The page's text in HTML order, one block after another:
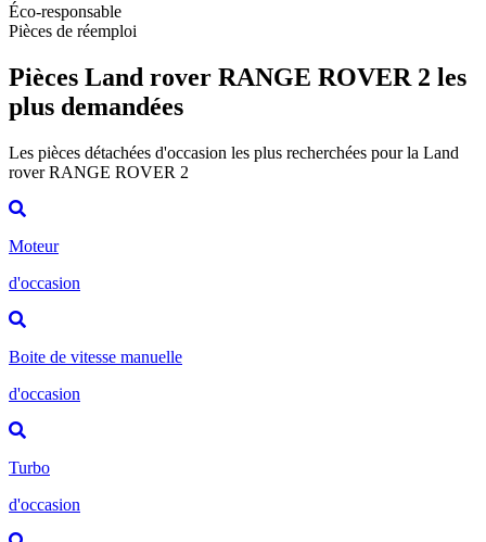
Éco-responsable
Pièces de réemploi
Pièces Land rover RANGE ROVER 2 les
plus demandées
Les pièces détachées d'occasion les plus recherchées pour la Land
rover RANGE ROVER 2
Moteur
d'occasion
Boite de vitesse manuelle
d'occasion
Turbo
d'occasion